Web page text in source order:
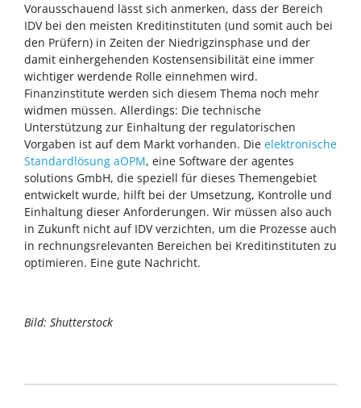
Vorausschauend lässt sich anmerken, dass der Bereich
IDV bei den meisten Kreditinstituten (und somit auch bei
den Prüfern) in Zeiten der Niedrigzinsphase und der
damit einhergehenden Kostensensibilität eine immer
wichtiger werdende Rolle einnehmen wird.
Finanzinstitute werden sich diesem Thema noch mehr
widmen müssen. Allerdings: Die technische
Unterstützung zur Einhaltung der regulatorischen
Vorgaben ist auf dem Markt vorhanden. Die elektronische
Standardlösung aOPM, eine Software der agentes
solutions GmbH, die speziell für dieses Themengebiet
entwickelt wurde, hilft bei der Umsetzung, Kontrolle und
Einhaltung dieser Anforderungen. Wir müssen also auch
in Zukunft nicht auf IDV verzichten, um die Prozesse auch
in rechnungsrelevanten Bereichen bei Kreditinstituten zu
optimieren. Eine gute Nachricht.
Bild: Shutterstock